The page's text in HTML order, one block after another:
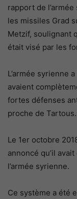
rapport de
les missiles Grad
Metzif, soulignant
était visé par les
L’armée syrienne
avaient
fortes défenses
proche de Tartous.
Le 1er octobre
annoncé qu’il
l’armée syrienne.
Ce système a été